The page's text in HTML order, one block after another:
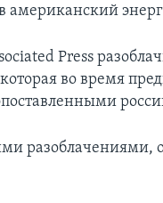
американский
Press
во время
разоблачениями,